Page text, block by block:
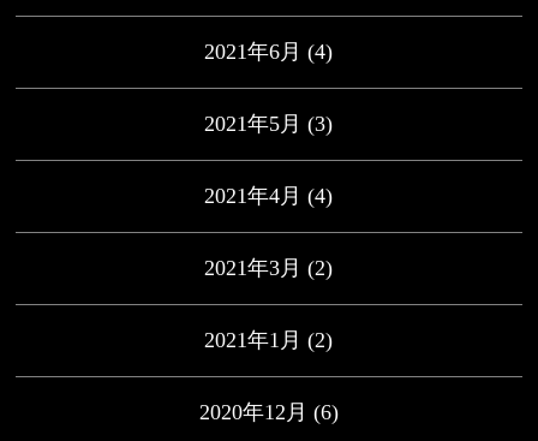
2021年6月 (4)
2021年5月 (3)
2021年4月 (4)
2021年3月 (2)
2021年1月 (2)
2020年12月 (6)